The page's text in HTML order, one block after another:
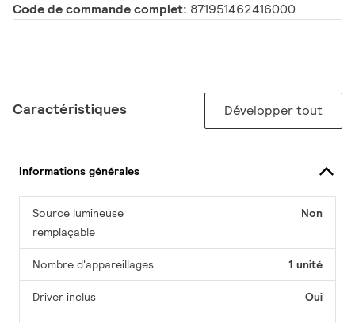
Code de commande complet: 871951462416000
Caractéristiques Développer tout
Informations générales
Source lumineuse
remplaçable
Non
Nombre d'appareillages 1 unité
Driver inclus Oui